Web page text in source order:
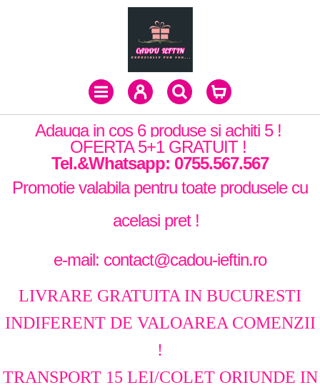
Adauga in cos 6 produse si achiti 5 !
OFERTA 5+1 GRATUIT !
Tel.&Whatsapp: 0755.567.567
Promotie valabila pentru toate produsele cu
acelasi pret !
e-mail: contact@cadou-ieftin.ro
LIVRARE GRATUITA IN BUCURESTI
INDIFERENT DE VALOAREA COMENZII
!
TRANSPORT 15 LEI/COLET ORIUNDE IN